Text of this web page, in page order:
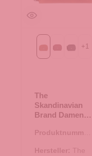
Cognac
rot schwarz
+1
The
Skandinavian
Brand Damen
Geldbörse -
Produktnummer:
Hersteller: The